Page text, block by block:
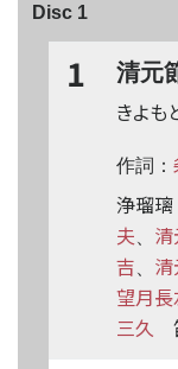
Disc 1
1 清元
きよ
作詞：
浄瑠璃
夫
吉
望月長
三久